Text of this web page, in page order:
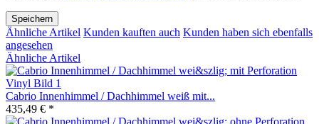
Speichern
Ähnliche Artikel Kunden kauften auch Kunden haben sich ebenfalls
angesehen
Ähnliche Artikel
Cabrio Innenhimmel / Dachhimmel weiß mit...
435,49 € *